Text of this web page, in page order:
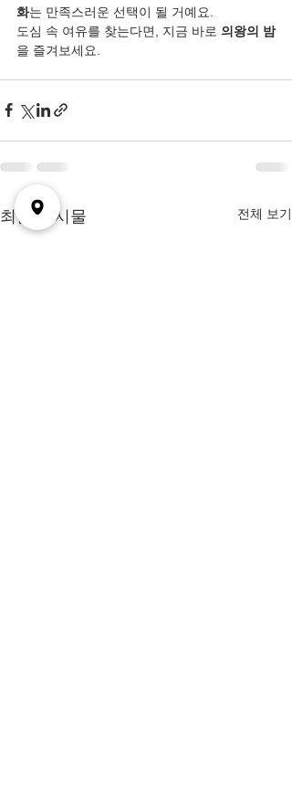
화는 만족스러운 선택이 될 거예요.
도심 속 여유를 찾는다면, 지금 바로 의왕의 밤
을 즐겨보세요.
최근 게시물 전체 보기